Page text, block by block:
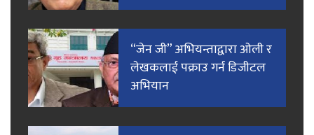
“जेन जी” अभियन्ताद्वारा ओली र
लेखकलाई पक्राउ गर्न डिजीटल
अभियान